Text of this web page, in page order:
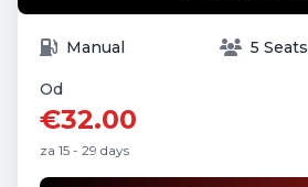
Manual 5 Seats
Od
€32.00
za 15 - 29 days